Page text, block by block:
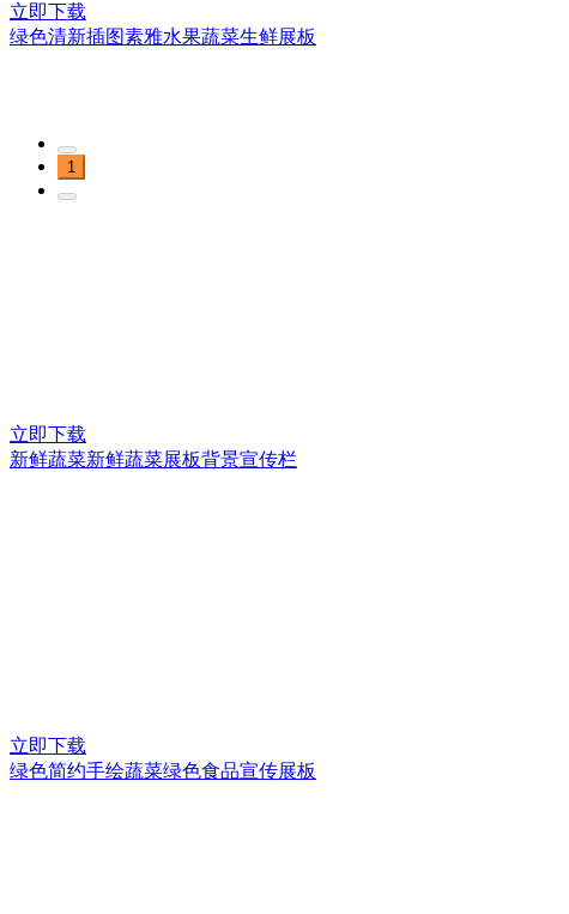
立即下载
绿色清新插图素雅水果蔬菜生鲜展板
立即下载
新鲜蔬菜新鲜蔬菜展板背景宣传栏
立即下载
绿色简约手绘蔬菜绿色食品宣传展板
1